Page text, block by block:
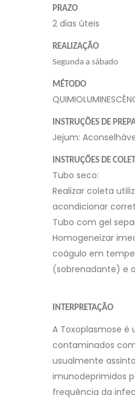
PRAZO
2 dias úteis
REALIZAÇÃO
Segunda a sábado
MÉTODO
INSTRUÇÕES DE
Jejum:
INSTRUÇÕES DE
Tubo seco:
Realizar coleta
acondicionar
Tubo com gel
Homogeneizar
coágulo em
(sobrenadante) e
INTERPRETAÇÃO
A Toxoplasmose
contaminados
usualmente
imunodeprimidos
frequência da